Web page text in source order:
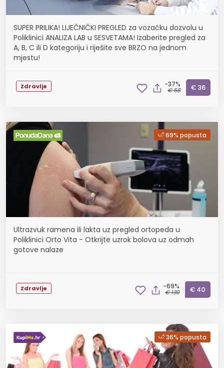
SUPER PRILIKA! LIJEČNIČKI PREGLED za vozačku dozvolu u
Poliklinici ANALIZA LAB u SESVETAMA! Izaberite pregled za
A, B, C ili D kategoriju i riješite sve BRZO na jednom
mjestu!
Zdravlje -37%
€ 58 € 36
69% popusta
Ultrazvuk ramena ili lakta uz pregled ortopeda u
Poliklinici Orto Vita - Otkrijte uzrok bolova uz odmah
gotove nalaze
Zdravlje -69%
€ 130 € 40
36% popusta